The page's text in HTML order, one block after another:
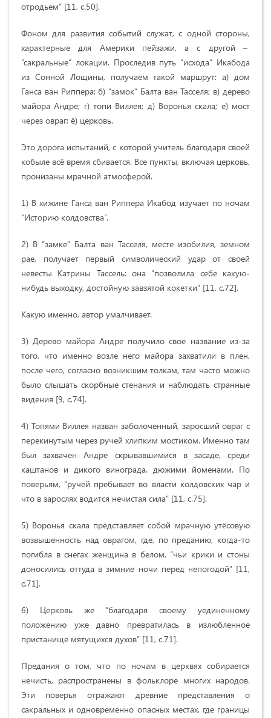
отродьем” [11, c.50].
Фоном для развития событий служат, с одной стороны,
характерные для Америки пейзажи, а с другой –
“сакральные” локации. Проследив путь “исхода” Икабода
из Сонной Лощины, получаем такой маршрут: а) дом
Ганса ван Риппера; б) “замок” Балта ван Тасселя; в) дерево
майора Андре; г) топи Виллея; д) Воронья скала; е) мост
через овраг; ё) церковь.
Это дорога испытаний, с которой учитель благодаря своей
кобыле всё время сбивается. Все пункты, включая церковь,
пронизаны мрачной атмосферой.
1) В хижине Ганса ван Риппера Икабод изучает по ночам
“Историю колдовства”.
2) В “замке” Балта ван Тасселя, месте изобилия, земном
рае, получает первый символический удар от своей
невесты Катрины Тассель: она “позволила себе какую-
нибудь выходку, достойную завзятой кокетки” [11, c.72].
Какую именно, автор умалчивает.
3) Дерево майора Андре получило своё название из-за
того, что именно возле него майора захватили в плен,
после чего, согласно возникшим толкам, там часто можно
было слышать скорбные стенания и наблюдать странные
видения [9, c.74].
4) Топями Виллея назван заболоченный, заросший овраг с
перекинутым через ручей хлипким мостиком. Именно там
был захвачен Андре скрывавшимися в засаде, среди
каштанов и дикого винограда, дюжими йоменами. По
поверьям, “ручей пребывает во власти колдовских чар и
что в зарослях водится нечистая сила” [11, c.75].
5) Воронья скала представляет собой мрачную утёсовую
возвышенность над оврагом, где, по преданию, когда-то
погибла в снегах женщина в белом, “чьи крики и стоны
доносились оттуда в зимние ночи перед непогодой” [11,
c.71].
6) Церковь же “благодаря своему уединённому
положению уже давно превратилась в излюбленное
пристанище мятущихся духов” [11, c.71].
Предания о том, что по ночам в церквях собирается
нечисть, распространены в фольклоре многих народов.
Эти поверья отражают древние представления о
сакральных и одновременно опасных местах, где границы